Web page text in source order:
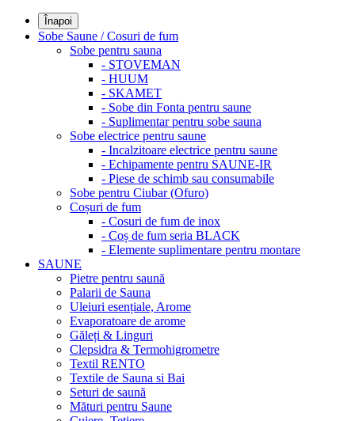
Înapoi
Sobe Saune / Cosuri de fum
Sobe pentru sauna
- STOVEMAN
- HUUM
- SKAMET
- Sobe din Fonta pentru saune
- Suplimentar pentru sobe sauna
Sobe electrice pentru saune
- Incalzitoare electrice pentru saune
- Echipamente pentru SAUNE-IR
- Piese de schimb sau consumabile
Sobe pentru Ciubar (Ofuro)
Coșuri de fum
- Cosuri de fum de inox
- Coș de fum seria BLACK
- Elemente suplimentare pentru montare
SAUNE
Pietre pentru saună
Palarii de Sauna
Uleiuri esențiale, Arome
Evaporatoare de arome
Găleți & Linguri
Clepsidra & Termohigrometre
Textil RENTO
Textile de Sauna si Bai
Seturi de saună
Mături pentru Saune